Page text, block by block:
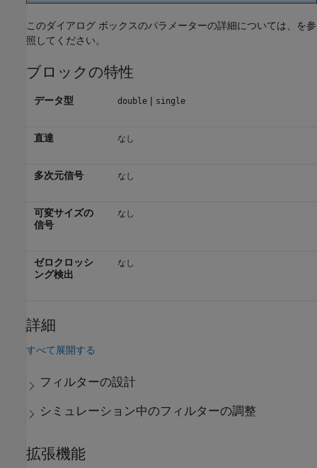
このダイアログ ボックスのパラメーターの詳細については、
を参
照してください。
ブロックの特性
データ型 double| single
直達 なし
多次元信号 なし
可変サイズの
信号
なし
ゼロクロッシ
ング検出
なし
詳細
すべて展開する
フィルターの設計
シミュレーション中のフィルターの調整
拡張機能